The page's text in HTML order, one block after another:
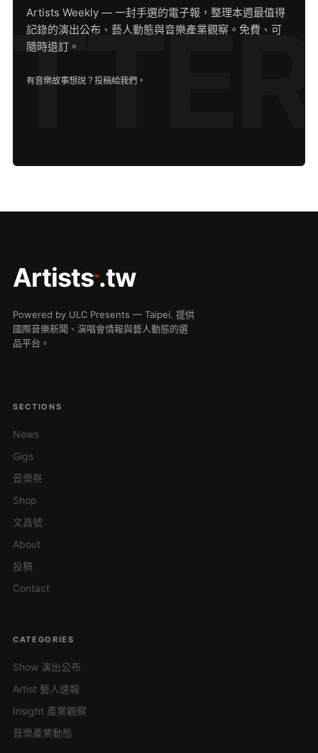
Artists Weekly — 一封手選的電子報，整理本週最值得
記錄的演出公布、藝人動態與音樂產業觀察。免費、可
隨時退訂。
有音樂故事想說？ 投稿給我們 。
Artists™.tw
Powered by ULC Presents — Taipei. 提供
國際音樂新聞、演唱會情報與藝人動態的選
品平台。
SECTIONS
News
Gigs
音樂祭
Shop
文昌號
About
投稿
Contact
CATEGORIES
Show 演出公布
Artist 藝人速報
Insight 產業觀察
音樂產業動態